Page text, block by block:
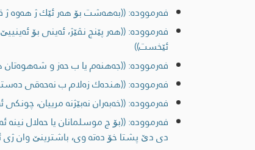
فەرموودە: ((به‌هه‌شت بۆ هه‌ر ئێك ژ هه‌وه‌ ژ
فەرموودە: ((هه‌ر پێنج نڤێژ، ئه‌ینی بۆ
ئێخست))
فەرموودە: ((جه‌هنه‌م یا ب حه‌ز و شه‌هوه‌تان
فەرموودە: ((هنده‌ك زه‌لام ب نه‌حه‌قی
فەرموودە: ((خه‌به‌ران نه‌بێژنه‌ مرییان،
فەرموودە: ((بۆ چ موسلمانان یا حه‌لال
دی دێ پشتا خۆ ده‌ته‌ وی، باشترینێ وان